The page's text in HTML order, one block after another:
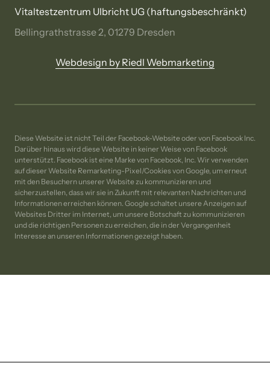
Vitaltestzentrum Ulbricht UG (haftungsbeschränkt)
Bellingrathstrasse 2, 01279 Dresden
Webdesign by Riedl Webmarketing
Diese Website ist nicht Teil der Facebook-Website oder von Facebook Inc.
Darüber hinaus wird diese Website in keiner Weise von Facebook
unterstützt. Facebook ist eine Marke von Facebook, Inc. Wir verwenden
auf dieser Website Remarketing-Pixel/Cookies von Google, um erneut
mit den Besuchern unserer Website zu kommunizieren und
sicherzustellen, dass wir sie in Zukunft mit relevanten Nachrichten und
Informationen erreichen können. Google schaltet unsere Anzeigen auf
Websites Dritter im Internet, um unsere Botschaft zu kommunizieren
und die richtigen Personen zu erreichen, die in der Vergangenheit
Interesse an unseren Informationen gezeigt haben.